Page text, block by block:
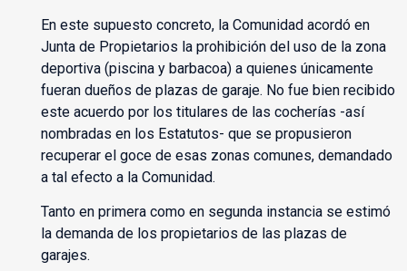
En este supuesto concreto, la Comunidad acordó en
Junta de Propietarios la prohibición del uso de la zona
deportiva (piscina y barbacoa) a quienes únicamente
fueran dueños de plazas de garaje. No fue bien recibido
este acuerdo por los titulares de las cocherías -así
nombradas en los Estatutos- que se propusieron
recuperar el goce de esas zonas comunes, demandado
a tal efecto a la Comunidad.
Tanto en primera como en segunda instancia se estimó
la demanda de los propietarios de las plazas de
garajes.